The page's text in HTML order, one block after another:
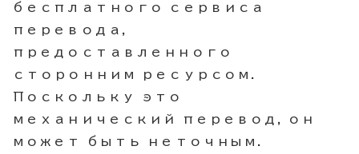
бесплатного сервиса
перевода,
предоставленного
сторонним ресурсом.
Поскольку это
механический перевод, он
может быть неточным.